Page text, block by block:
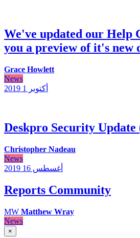
We've updated our Help
you a preview of it's new
Grace Howlett
News
أكتوبر 1
2019
Deskpro Security Update
Christopher Nadeau
News
أغسطس 16
2019
Reports Community
MW Matthew Wray
News
×